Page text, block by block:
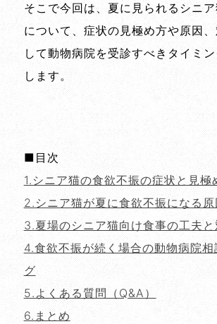
そこで今回は、夏に見られるシニ
について、症状の見極め方や原因
して動物病院を受診すべきタイミ
します。
■目次
1.シニア猫の食欲不振の症状と見極
2.シニア猫が夏に食欲不振になる
3.夏場のシニア猫向け食事の工夫
4.食欲不振が続く場合の動物病院
グ
5.よくある質問（Q&A）
6.まとめ